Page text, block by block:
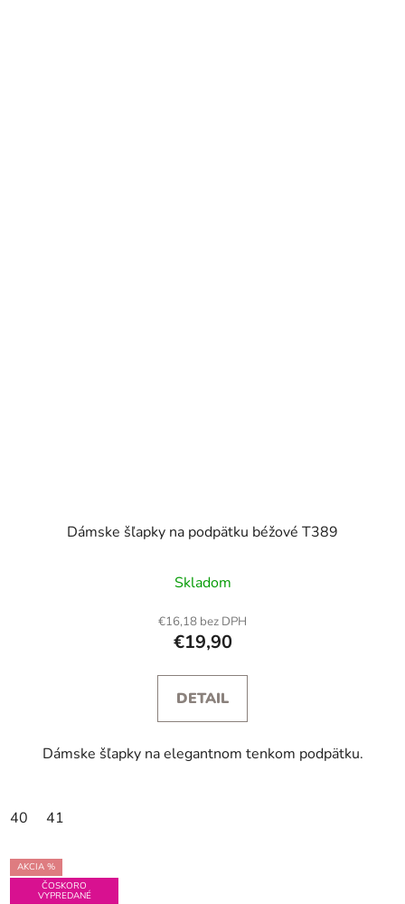
Dámske šľapky na podpätku béžové T389
Skladom
€16,18 bez DPH
€19,90
DETAIL
Dámske šľapky na elegantnom tenkom podpätku.
40 41
AKCIA %
ČOSKORO
VYPREDANÉ